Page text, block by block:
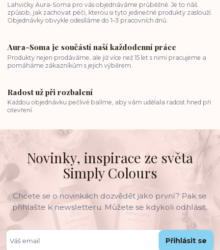
Lahvičky Aura-Soma pro vás objednáváme průběžně. Je to náš
způsob, jak zachovat péči, kterou si tyto jedinečné produkty zaslouží.
Objednávky obvykle odesíláme do 1–3 pracovních dnů.
Aura-Soma je součástí naší každodenní práce
Produkty nejen prodáváme, ale již více než 15 let s nimi pracujeme a
pomáháme zákazníkům s jejich výběrem.
Radost už při rozbalení
Každou objednávku pečlivě balíme, aby vám udělala radost hned při
otevření.
Novinky, inspirace ze světa
Simply Colours
Chcete se o novinkách dozvědět jako první? Pak se
přihlašte k newsletteru. Můžete se kdykoli odhlásit.
Přihlásit se